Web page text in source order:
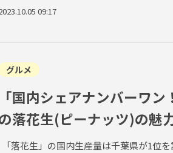
09:17
グルメ
「国内シェアナンバーワ
落花生(ピーナッツ)の魅
「落花生」の国内生産量は千葉県が1位